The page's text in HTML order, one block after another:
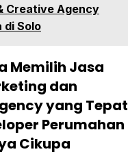
Creative Agency
di Solo
Memilih Jasa
dan
yang Tepat
Perumahan
Cikupa